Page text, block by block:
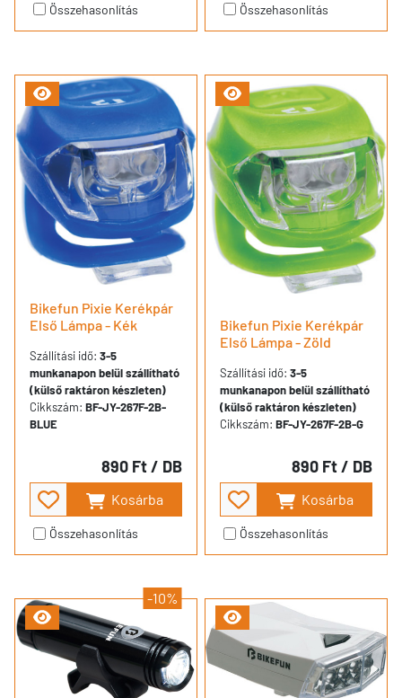
Összehasonlítás Összehasonlítás
Bikefun Pixie Kerékpár
Első Lámpa - Kék
Szállítási idő: 3-5
munkanapon belül szállítható
(külső raktáron készleten)
Cikkszám: BF-JY-267F-2B-
BLUE
890 Ft/ DB
Kosárba
Összehasonlítás
Bikefun Pixie Kerékpár
Első Lámpa - Zöld
Szállítási idő: 3-5
munkanapon belül szállítható
(külső raktáron készleten)
Cikkszám: BF-JY-267F-2B-G
890 Ft/ DB
Kosárba
Összehasonlítás
-10%